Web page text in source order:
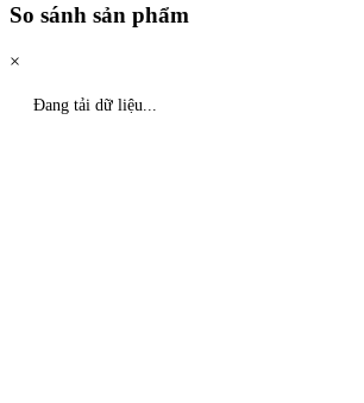
So sánh sản phẩm
×
Đang tải dữ liệu...